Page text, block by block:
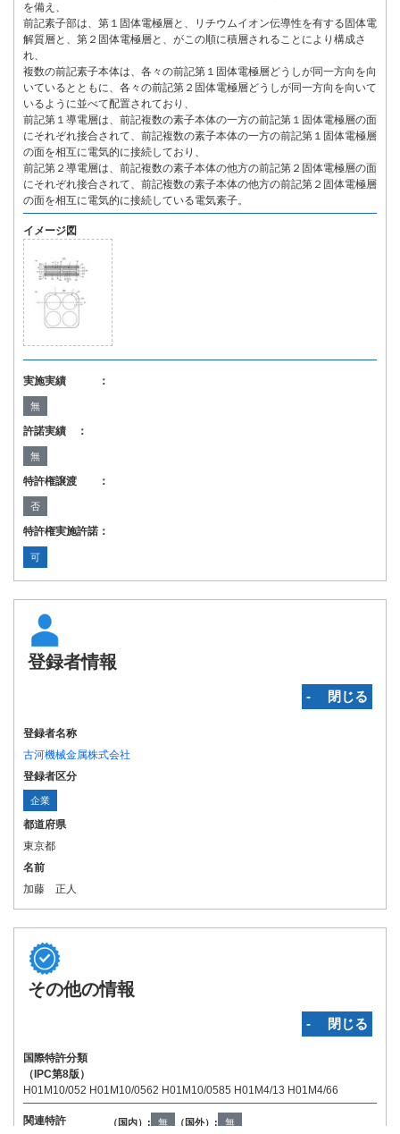
を備え、
前記素子部は、第１固体電極層と、リチウムイオン伝導性を有する固体電
解質層と、第２固体電極層と、がこの順に積層されることにより構成さ
れ、
複数の前記素子本体は、各々の前記第１固体電極層どうしが同一方向を向
いているとともに、各々の前記第２固体電極層どうしが同一方向を向いて
いるように並べて配置されており、
前記第１導電層は、前記複数の素子本体の一方の前記第１固体電極層の面
にそれぞれ接合されて、前記複数の素子本体の一方の前記第１固体電極層
の面を相互に電気的に接続しており、
前記第２導電層は、前記複数の素子本体の他方の前記第２固体電極層の面
にそれぞれ接合されて、前記複数の素子本体の他方の前記第２固体電極層
の面を相互に電気的に接続している電気素子。
イメージ図
実施実績 ：
無
許諾実績 ：
無
特許権譲渡 ：
否
特許権実施許諾：
可
登録者情報
‐ 閉じる
登録者名称
古河機械金属株式会社
登録者区分
企業
都道府県
東京都
名前
加藤 正人
その他の情報
‐ 閉じる
国際特許分類
（IPC第8版）
H01M10/052 H01M10/0562 H01M10/0585 H01M4/13 H01M4/66
関連特許 （国内）: 無 （国外）: 無